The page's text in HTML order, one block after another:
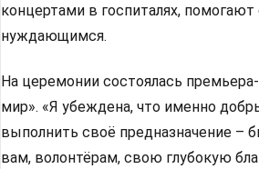
концертами в госпиталях,
нуждающимся.
На церемонии состоялась
мир». «Я убеждена, что именно
выполнить своё предназначение
вам, волонтёрам, свою глубокую